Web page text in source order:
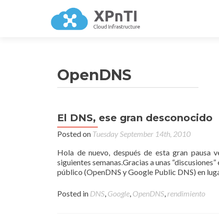
OpenDNS
El DNS, ese gran desconocido
Posted on Tuesday September 14th, 2010
Hola de nuevo, después de esta gran pausa
siguientes semanas.Gracias a unas
público (OpenDNS y Google Public DNS) en
Posted in DNS, Google, OpenDNS, rendimiento